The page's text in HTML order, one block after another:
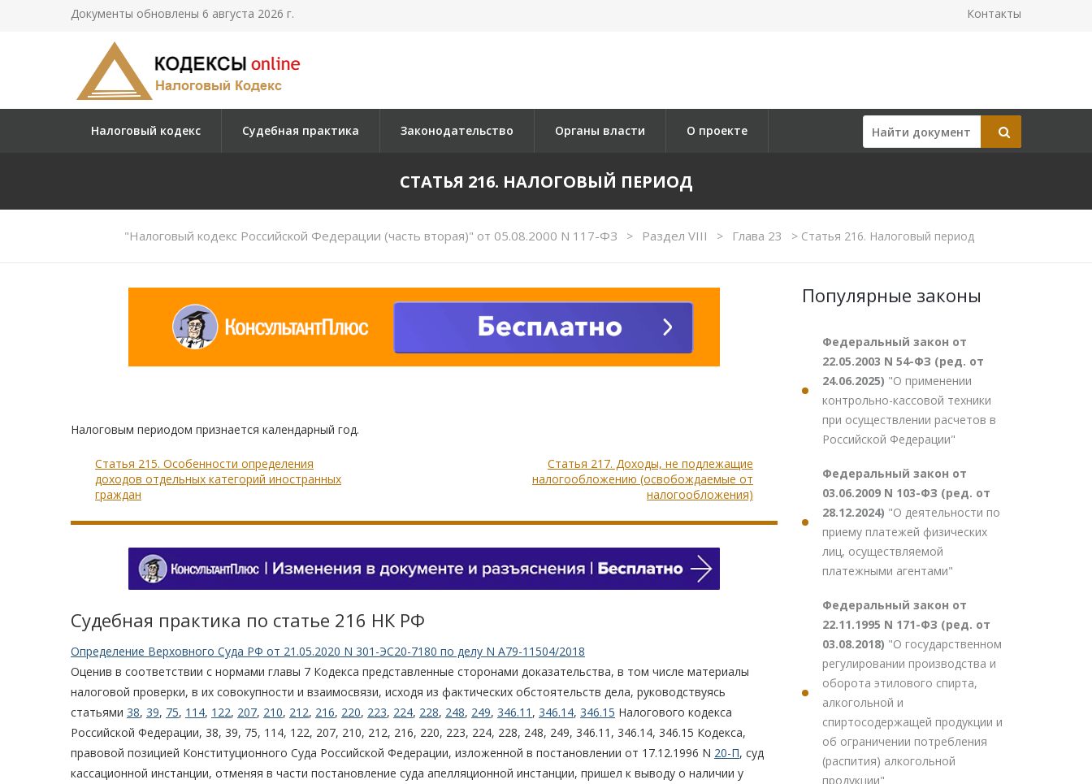
Документы обновлены 6 августа 2026 г. Контакты
Налоговый кодекс Судебная практика Законодательство Органы власти О проекте
СТАТЬЯ 216. НАЛОГОВЫЙ ПЕРИОД
"Налоговый кодекс Российской Федерации (часть вторая)" от 05.08.2000 N 117-ФЗ > Раздел VIII > Глава 23 >Статья 216. Налоговый период
Налоговым периодом признается календарный год.
Статья 215. Особенности определения
доходов отдельных категорий иностранных
граждан
Статья 217. Доходы, не подлежащие
налогообложению (освобождаемые от
налогообложения)
Судебная практика по статье 216 НК РФ
Определение Верховного Суда РФ от 21.05.2020 N 301-ЭС20-7180 по делу N А79-11504/2018
Оценив в соответствии с нормами главы 7 Кодекса представленные сторонами доказательства, в том числе материалы
налоговой проверки, в их совокупности и взаимосвязи, исходя из фактических обстоятельств дела, руководствуясь
статьями 38, 39, 75, 114, 122, 207, 210, 212, 216, 220, 223, 224, 228, 248, 249, 346.11 , 346.14, 346.15 Налогового кодекса
Российской Федерации, 38, 39, 75, 114, 122, 207, 210, 212, 216, 220, 223, 224, 228, 248, 249, 346.11, 346.14, 346.15 Кодекса,
правовой позицией Конституционного Суда Российской Федерации, изложенной в постановлении от 17.12.1996 N 20-П, суд
кассационной инстанции, отменяя в части постановление суда апелляционной инстанции, пришел к выводу о наличии у
Популярные законы
Федеральный закон от
22.05.2003 N 54-ФЗ (ред. от
24.06.2025) "О применении
контрольно-кассовой техники
при осуществлении расчетов в
Российской Федерации"
Федеральный закон от
03.06.2009 N 103-ФЗ (ред. от
28.12.2024) "О деятельности по
приему платежей физических
лиц, осуществляемой
платежными агентами"
Федеральный закон от
22.11.1995 N 171-ФЗ (ред. от
03.08.2018) "О государственном
регулировании производства и
оборота этилового спирта,
алкогольной и
спиртосодержащей продукции и
об ограничении потребления
(распития) алкогольной
продукции"